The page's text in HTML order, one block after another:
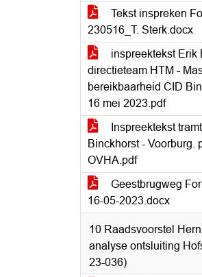
Tekst inspreken
230516_T. Sterk.docx
inspreektekst Erik
directieteam HTM -
bereikbaarheid CID
16 mei 2023.pdf
Inspreektekst
Binckhorst - Voorburg.
OVHA.pdf
Geestbrugweg
16-05-2023.docx
10 Raadsvoorstel
analyse ontsluiting
23-036)